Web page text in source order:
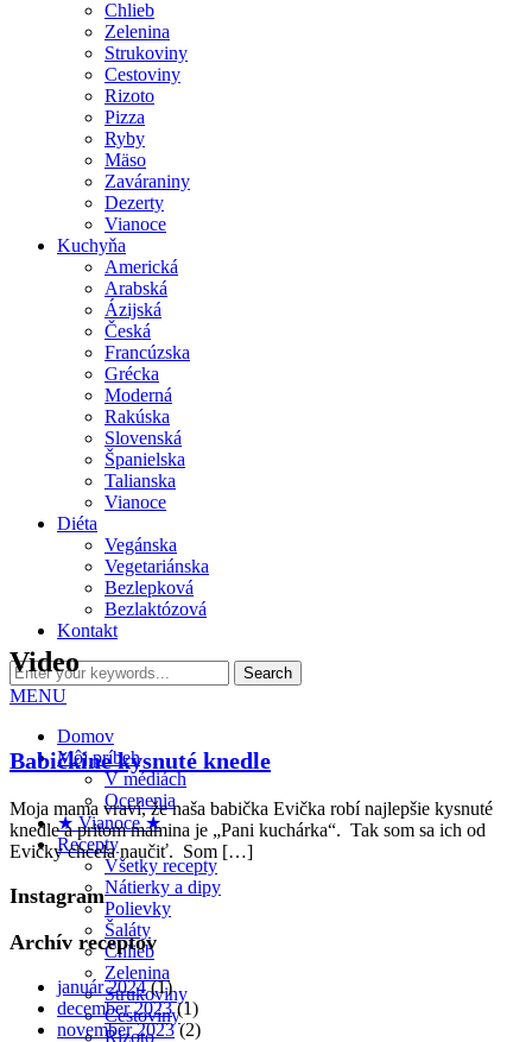
Chlieb
Zelenina
Strukoviny
Cestoviny
Rizoto
Pizza
Ryby
Mäso
Zaváraniny
Dezerty
Vianoce
Kuchyňa
Americká
Arabská
Ázijská
Česká
Francúzska
Grécka
Moderná
Rakúska
Slovenská
Španielska
Talianska
Vianoce
Diéta
Vegánska
Vegetariánska
Bezlepková
Bezlaktózová
Kontakt
MENU
Domov
Môj príbeh
V médiách
Ocenenia
★ Vianoce ★
Recepty
Všetky recepty
Nátierky a dipy
Polievky
Šaláty
Chlieb
Zelenina
Strukoviny
Cestoviny
Rizoto
Video
Babičkine kysnuté knedle
Moja mama vraví, že naša babička Evička robí najlepšie kysnuté
knedle a pritom mamina je „Pani kuchárka“. Tak som sa ich od
Evičky chcela naučiť. Som […]
Instagram
Archív receptov
január 2024(1)
december 2023(1)
november 2023(2)